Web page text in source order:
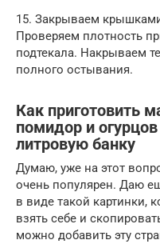
15. Закрываем
Проверяем плотность
подтекала. Накрываем
полного остывания.
Как приготовить
помидор и
литровую банку
Думаю, уже на этот
очень популярен. Даю
в виде такой картинки,
взять себе и
можно добавить эту